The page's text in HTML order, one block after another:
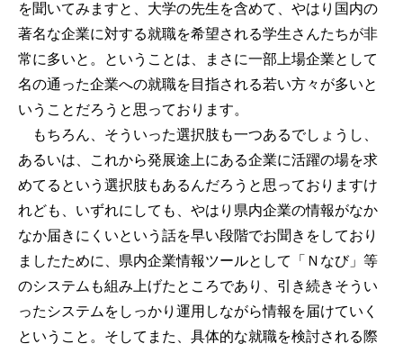
を聞いてみますと、大学の先生を含めて、やはり国内の
著名な企業に対する就職を希望される学生さんたちが非
常に多いと。ということは、まさに一部上場企業として
名の通った企業への就職を目指される若い方々が多いと
いうことだろうと思っております。
もちろん、そういった選択肢も一つあるでしょうし、
あるいは、これから発展途上にある企業に活躍の場を求
めてるという選択肢もあるんだろうと思っておりますけ
れども、いずれにしても、やはり県内企業の情報がなか
なか届きにくいという話を早い段階でお聞きをしており
ましたために、県内企業情報ツールとして「Ｎなび」等
のシステムも組み上げたところであり、引き続きそうい
ったシステムをしっかり運用しながら情報を届けていく
ということ。そしてまた、具体的な就職を検討される際